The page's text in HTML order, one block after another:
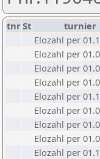
tnrSt turnier
Elozahl per
Elozahl per
Elozahl per
Elozahl per
Elozahl per
Elozahl per
Elozahl per
Elozahl per
Elozahl per